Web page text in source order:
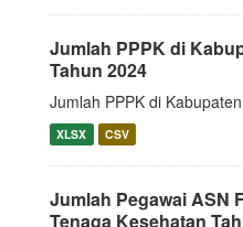
Jumlah PPPK di
Tahun 2024
Jumlah PPPK di
XLSX CSV
Jumlah Pegawai ASN
Tenaga Kesehatan